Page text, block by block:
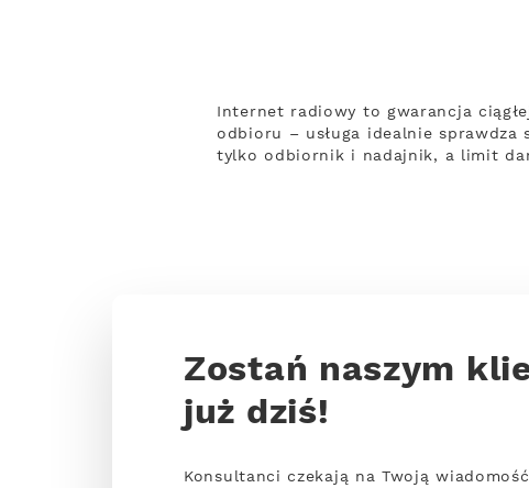
Internet radiowy to gwarancja
odbioru – usługa idealnie sprawdza
tylko odbiornik i nadajnik, a limit
Zostań naszym
już dziś!
Konsultanci czekają na Twoją